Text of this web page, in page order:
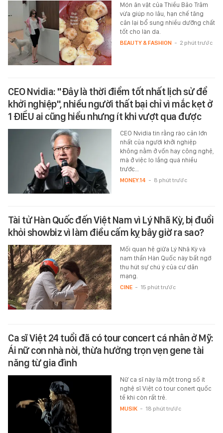
Món ăn vặt của Thiều Bảo Trâm
vừa giúp no lâu, hạn chế tăng
cân lại bổ sung nhiều dưỡng chất
tốt cho làn da.
BEAUTY & FASHION - 2 phút trước
CEO Nvidia: "Đây là thời điểm tốt nhất lịch sử để
khởi nghiệp", nhiều người thất bại chỉ vì mắc kẹt ở
1 ĐIỀU ai cũng hiểu nhưng ít khi vượt qua được
CEO Nvidia tin rằng rào cản lớn
nhất của người khởi nghiệp
không nằm ở vốn hay công nghệ,
mà ở việc lo lắng quá nhiều
trước…
MONEY.14 - 8 phút trước
Tài tử Hàn Quốc đến Việt Nam vì Lý Nhã Kỳ, bị đuổi
khỏi showbiz vì làm điều cấm kỵ bây giờ ra sao?
Mối quan hệ giữa Lý Nhã Kỳ và
nam thần Hàn Quốc này bất ngờ
thu hút sự chú ý của cư dân
mạng.
CINE - 15 phút trước
Ca sĩ Việt 24 tuổi đã có tour concert cá nhân ở Mỹ:
Ái nữ con nhà nòi, thừa hưởng trọn vẹn gene tài
năng từ gia đình
Nữ ca sĩ này là một trong số ít
nghệ sĩ Việt có tour conert quốc
tế khi còn rất trẻ.
MUSIK - 18 phút trước